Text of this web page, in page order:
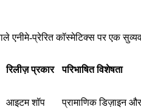
एनीमे-प्रेरित कॉस्मेटिक्स पर एक
रिलीज़ प्रकार परिभाषित विशेषता
आइटम शॉप प्रामाणिक डिज़ाइन